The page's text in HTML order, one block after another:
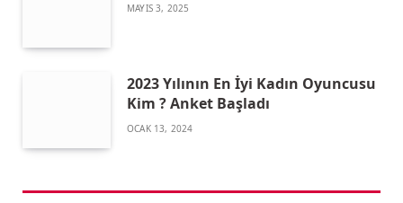
MAYIS 3, 2025
2023 Yılının En İyi Kadın Oyuncusu
Kim ? Anket Başladı
OCAK 13, 2024